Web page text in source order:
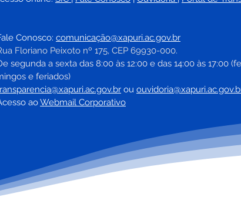
laboratório de
da história da rede
municipal de
Conosco: comunicação@xapuri.ac.gov.br
Floriano Peixoto nº 175, CEP 69930-000.
segunda a sexta das 8:00 às 12:00 e das 14:00 às 17:00
e feriados)
ou
ao Webmail Corporativo